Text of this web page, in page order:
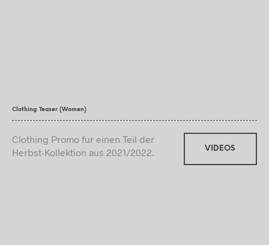
Clothing Teaser (Women)
Clothing Promo fur einen Teil der
Herbst-Kollektion aus 2021/2022.
VIDEOS